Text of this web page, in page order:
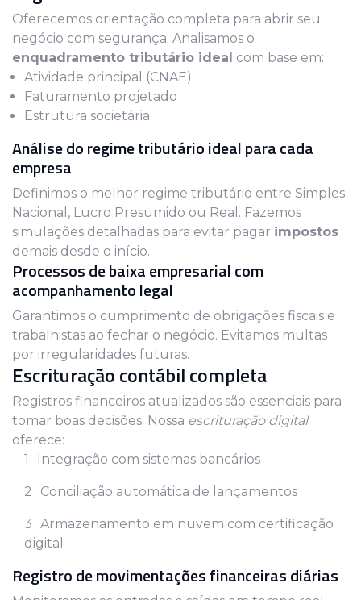
Oferecemos orientação completa para abrir seu
negócio com segurança. Analisamos o
enquadramento tributário ideal com base em:
Atividade principal (CNAE)
Faturamento projetado
Estrutura societária
Análise do regime tributário ideal para cada
empresa
Definimos o melhor regime tributário entre Simples
Nacional, Lucro Presumido ou Real. Fazemos
simulações detalhadas para evitar pagar impostos
demais desde o início.
Processos de baixa empresarial com
acompanhamento legal
Garantimos o cumprimento de obrigações fiscais e
trabalhistas ao fechar o negócio. Evitamos multas
por irregularidades futuras.
Escrituração contábil completa
Registros financeiros atualizados são essenciais para
tomar boas decisões. Nossa escrituração digital
oferece:
Integração com sistemas bancários
Conciliação automática de lançamentos
Armazenamento em nuvem com certificação
digital
Registro de movimentações financeiras diárias